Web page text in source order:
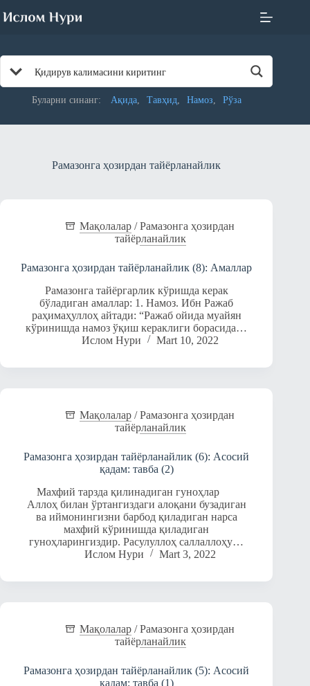
to
Буларни синанг: Ақида Тавҳид Намоз Рўза
Рамазонга ҳозирдан тайёрланайлик
Мақолалар /Рамазонга ҳозирдан
тайёрланайлик
Рамазонга ҳозирдан тайёрланайлик (8): Амаллар
Рамазонга тайёргарлик кўришда керак
бўладиган амаллар: 1. Намоз. Ибн Ражаб
раҳимаҳуллоҳ айтади: “Ражаб ойида муайян
кўринишда намоз ўқиш кераклиги борасида…
Ислом Нури
Mart 10, 2022
Мақолалар /Рамазонга ҳозирдан
тайёрланайлик
Рамазонга ҳозирдан тайёрланайлик (6): Асосий
қадам: тавба (2)
Махфий тарзда қилинадиган гуноҳлар
Аллоҳ билан ўртангиздаги алоқани бузадиган
ва иймонингизни барбод қиладиган нарса
махфий кўринишда қиладиган
гуноҳларингиздир. Расулуллоҳ саллаллоҳу…
Ислом Нури
Mart 3, 2022
Мақолалар /Рамазонга ҳозирдан
тайёрланайлик
Рамазонга ҳозирдан тайёрланайлик (5): Асосий
қадам: тавба (1)